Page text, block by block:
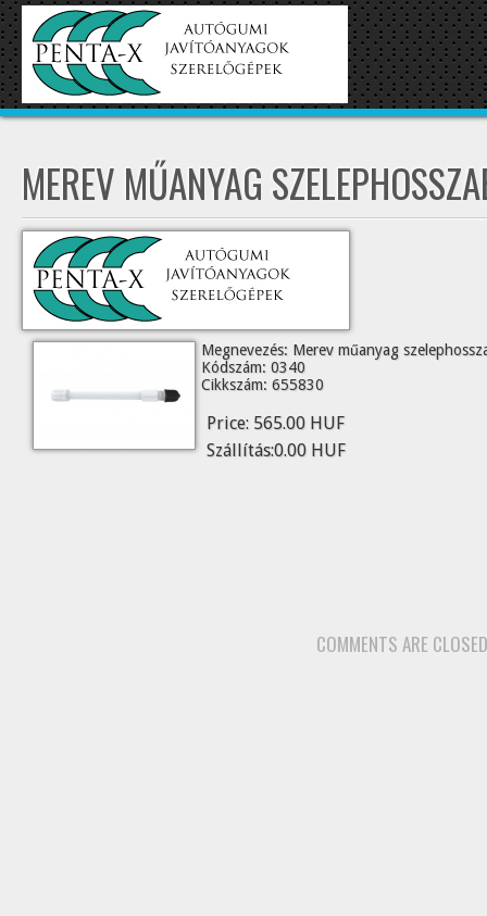
MEREV MŰANYAG
Megnevezés: Merev műanyag
Kódszám: 0340
Cikkszám: 655830
Price: 565.00 HUF
Szállítás:0.00 HUF
COMMENTS ARE CLOSED